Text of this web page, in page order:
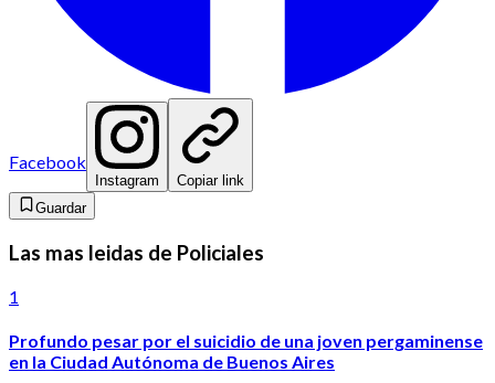
Facebook
Instagram
Copiar link
Guardar
Las mas leidas de Policiales
1
Profundo pesar por el suicidio de una joven pergaminense
en la Ciudad Autónoma de Buenos Aires